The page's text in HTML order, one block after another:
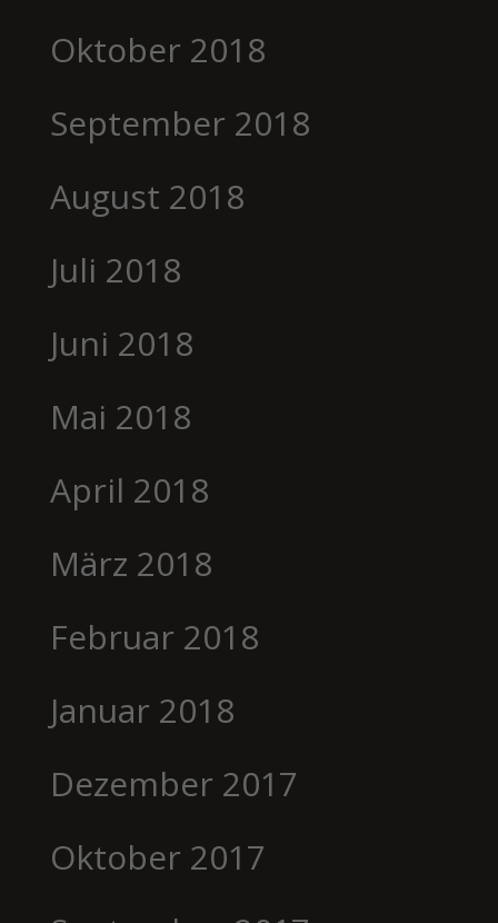
Oktober 2018
September 2018
August 2018
Juli 2018
Juni 2018
Mai 2018
April 2018
März 2018
Februar 2018
Januar 2018
Dezember 2017
Oktober 2017